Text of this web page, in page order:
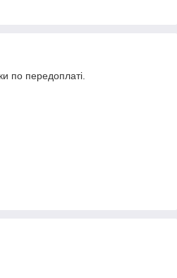
по передоплаті.